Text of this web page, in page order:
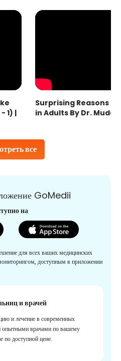
все
1) |
Surprising Reasons
in Adults By Dr.
GoMedii
на
для всех ваших медицинских
доступным в приложении
и врачей
и лечение в современных
опытными врачами по вашему
по доступной цене.